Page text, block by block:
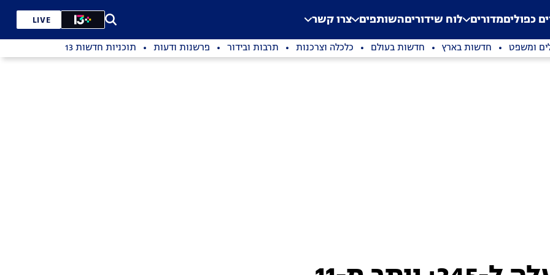
Application error: a
. כפוליםמדורים לוח שידוריםהשותפים צרו קשר LIVE
ומשפט חדשות בארץ חדשות בעולם כלכלה וצרכנות תרבות ובידור פרשנות ודעות תוכניות חדשות 13